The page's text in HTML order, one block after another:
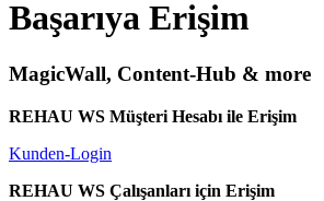
Başarıya Erişim
MagicWall, Content-Hub & more
REHAU WS Müşteri Hesabı ile Erişim
Kunden-Login
REHAU WS Çalışanları için Erişim